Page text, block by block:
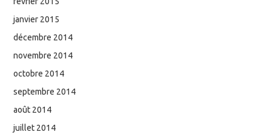
janvier 2015
décembre 2014
novembre 2014
octobre 2014
septembre 2014
août 2014
juillet 2014